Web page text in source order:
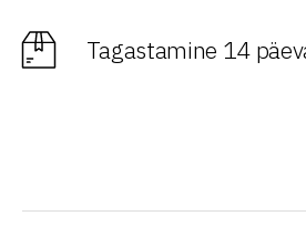
Tagastamine 14